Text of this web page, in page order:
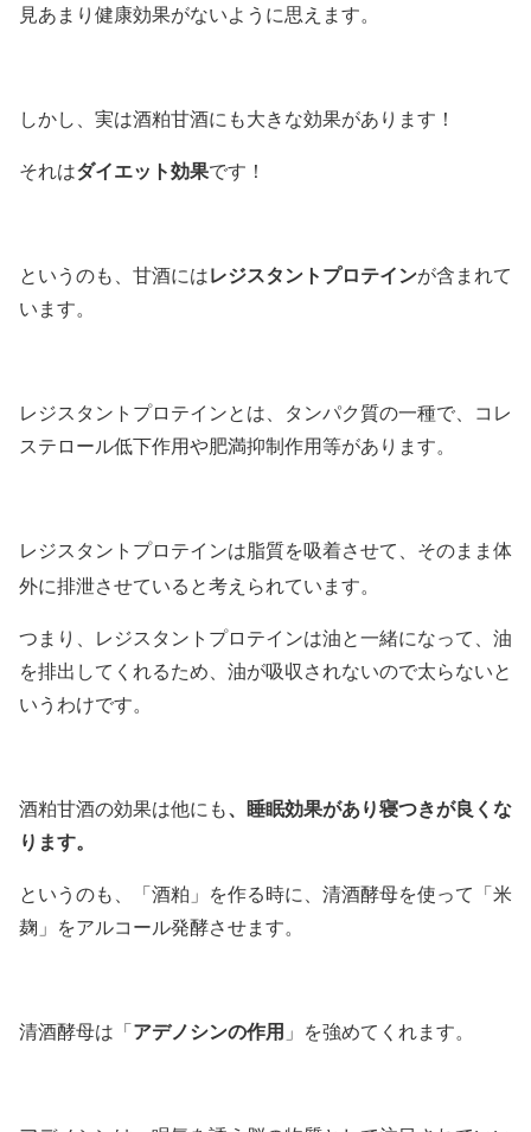
見あまり健康効果がないように思えます。
しかし、実は酒粕甘酒にも大きな効果があります！
それはダイエット効果です！
というのも、甘酒にはレジスタントプロテインが含まれて
います。
レジスタントプロテインとは、 タンパク質の一種で、コレ
ステロール低下作用や肥満抑制作用等があります。
レジスタントプロテインは脂質を吸着させて、そのまま体
外に排泄させていると考えられています。
つまり、レジスタントプロテインは油と一緒になって、油
を排出してくれるため、油が吸収されないので太らないと
いうわけです。
酒粕甘酒の効果は他にも、睡眠効果があり寝つきが良くな
ります。
というのも、
「酒粕」を作る時に、清酒酵母を使って「米
麹」をアルコール発酵させます。
清酒酵母は「アデノシンの作用 」を強めてくれます。